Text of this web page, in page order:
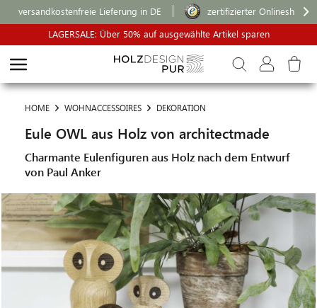
versandkostenfreie Lieferung in DE
zertifizierter Onlineshop
LAGERSALE: Über 50% auf ausgewählte Artikel sparen
HOME WOHNACCESSOIRES DEKORATION
Eule OWL aus Holz von architectmade
Charmante Eulenfiguren aus Holz nach dem Entwurf
von Paul Anker